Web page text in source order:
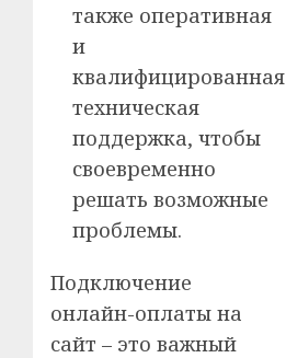
также оперативная
и
квалифицированная
техническая
поддержка, чтобы
своевременно
решать возможные
проблемы.
Подключение
онлайн-оплаты на
сайт – это важный